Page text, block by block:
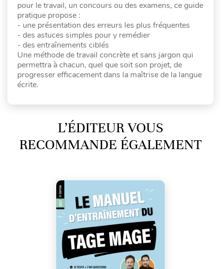
pour le travail, un concours ou des examens, ce guide
pratique propose :
- une présentation des erreurs les plus fréquentes
- des astuces simples pour y remédier
- des entraînements ciblés
Une méthode de travail concrète et sans jargon qui
permettra à chacun, quel que soit son projet, de
progresser efficacement dans la maîtrise de la langue
écrite.
L’ÉDITEUR VOUS
RECOMMANDE ÉGALEMENT